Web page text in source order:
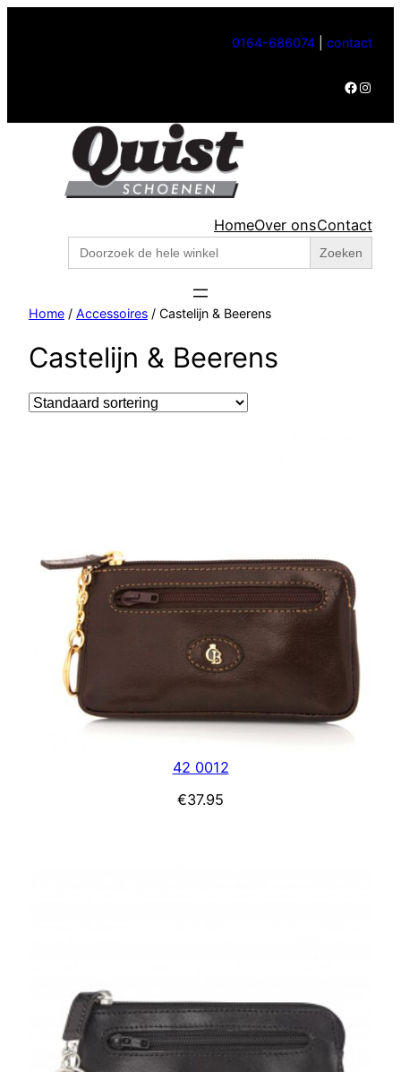
0164-686074 contact
Facebook Instagram
HomeOver onsContact
Zoek
naar:
Home / Accessoires / Castelijn & Beerens
Castelijn & Beerens
42 0012
€37.95